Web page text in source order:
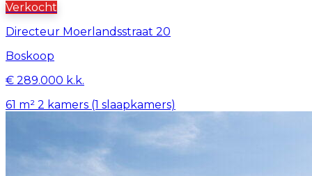
Verkocht
Directeur Moerlandsstraat 20
Boskoop
€ 289.000 k.k.
61 m² 2 kamers (1 slaapkamers)